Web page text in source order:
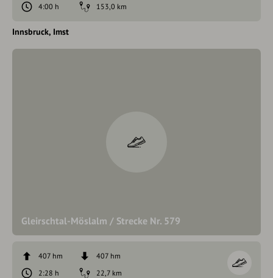
4:00 h
153,0 km
Innsbruck Imst
Gleirschtal-Möslalm / Strecke Nr. 579
407 hm
407 hm
2:28 h
22,7 km